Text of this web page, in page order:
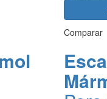
Comparar